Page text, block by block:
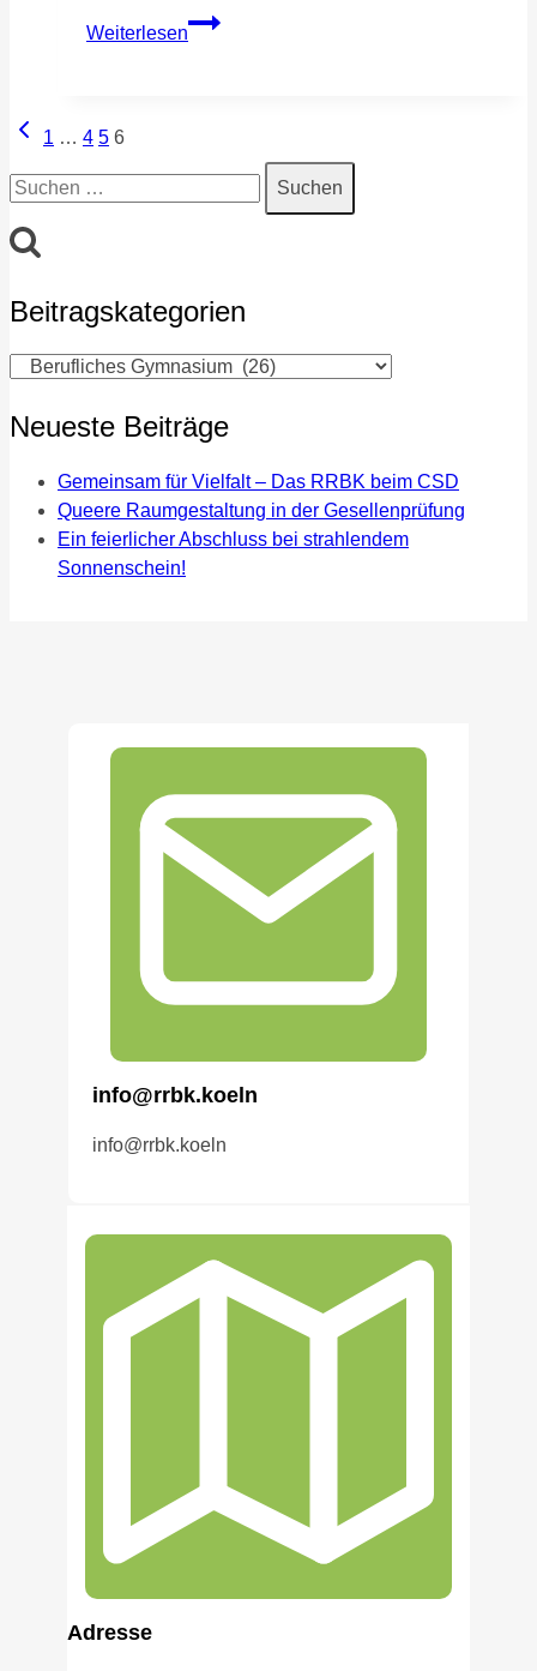
Weiterlesen
Logo
für
Seitennavigation
Vorherige
1 … 4 5 6
nach:
Beitragskategorien
Beitragskategorien
Neueste Beiträge
Gemeinsam für Vielfalt – Das RRBK beim CSD
Queere Raumgestaltung in der Gesellenprüfung
Ein feierlicher Abschluss bei strahlendem
Sonnenschein!
info@rrbk.koeln
info@rrbk.koeln
Adresse